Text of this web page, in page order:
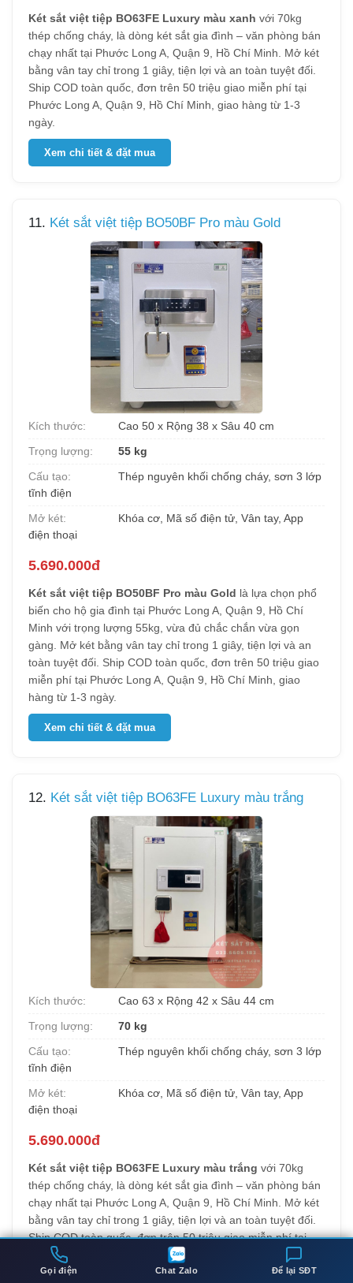
Gọi điện Chat Zalo Để lại SĐT
Két sắt việt tiệp BO63FE Luxury màu xanh với 70kg
thép chống cháy, là dòng két sắt gia đình – văn phòng bán
chạy nhất tại Phước Long A, Quận 9, Hồ Chí Minh. Mở két
bằng vân tay chỉ trong 1 giây, tiện lợi và an toàn tuyệt đối.
Ship COD toàn quốc, đơn trên 50 triệu giao miễn phí tại
Phước Long A, Quận 9, Hồ Chí Minh, giao hàng từ 1-3
ngày.
Xem chi tiết & đặt mua
11. Két sắt việt tiệp BO50BF Pro màu Gold
Kích thước:
Cao 50 x Rộng 38 x Sâu 40 cm
Trọng lượng:
55 kg
Cấu tạo:
Thép nguyên khối chống cháy, sơn 3 lớp
tĩnh điện
Mở két:
Khóa cơ, Mã số điện tử, Vân tay, App
điện thoại
5.690.000đ
Két sắt việt tiệp BO50BF Pro màu Gold là lựa chọn phổ
biến cho hộ gia đình tại Phước Long A, Quận 9, Hồ Chí
Minh với trọng lượng 55kg, vừa đủ chắc chắn vừa gọn
gàng. Mở két bằng vân tay chỉ trong 1 giây, tiện lợi và an
toàn tuyệt đối. Ship COD toàn quốc, đơn trên 50 triệu giao
miễn phí tại Phước Long A, Quận 9, Hồ Chí Minh, giao
hàng từ 1-3 ngày.
Xem chi tiết & đặt mua
12. Két sắt việt tiệp BO63FE Luxury màu trắng
Kích thước:
Cao 63 x Rộng 42 x Sâu 44 cm
Trọng lượng:
70 kg
Cấu tạo:
Thép nguyên khối chống cháy, sơn 3 lớp
tĩnh điện
Mở két:
Khóa cơ, Mã số điện tử, Vân tay, App
điện thoại
5.690.000đ
Két sắt việt tiệp BO63FE Luxury màu trắng với 70kg
thép chống cháy, là dòng két sắt gia đình – văn phòng bán
chạy nhất tại Phước Long A, Quận 9, Hồ Chí Minh. Mở két
bằng vân tay chỉ trong 1 giây, tiện lợi và an toàn tuyệt đối.
Ship COD toàn quốc, đơn trên 50 triệu giao miễn phí tại
Phước Long A, Quận 9, Hồ Chí Minh, giao hàng từ 1-3
ngày.